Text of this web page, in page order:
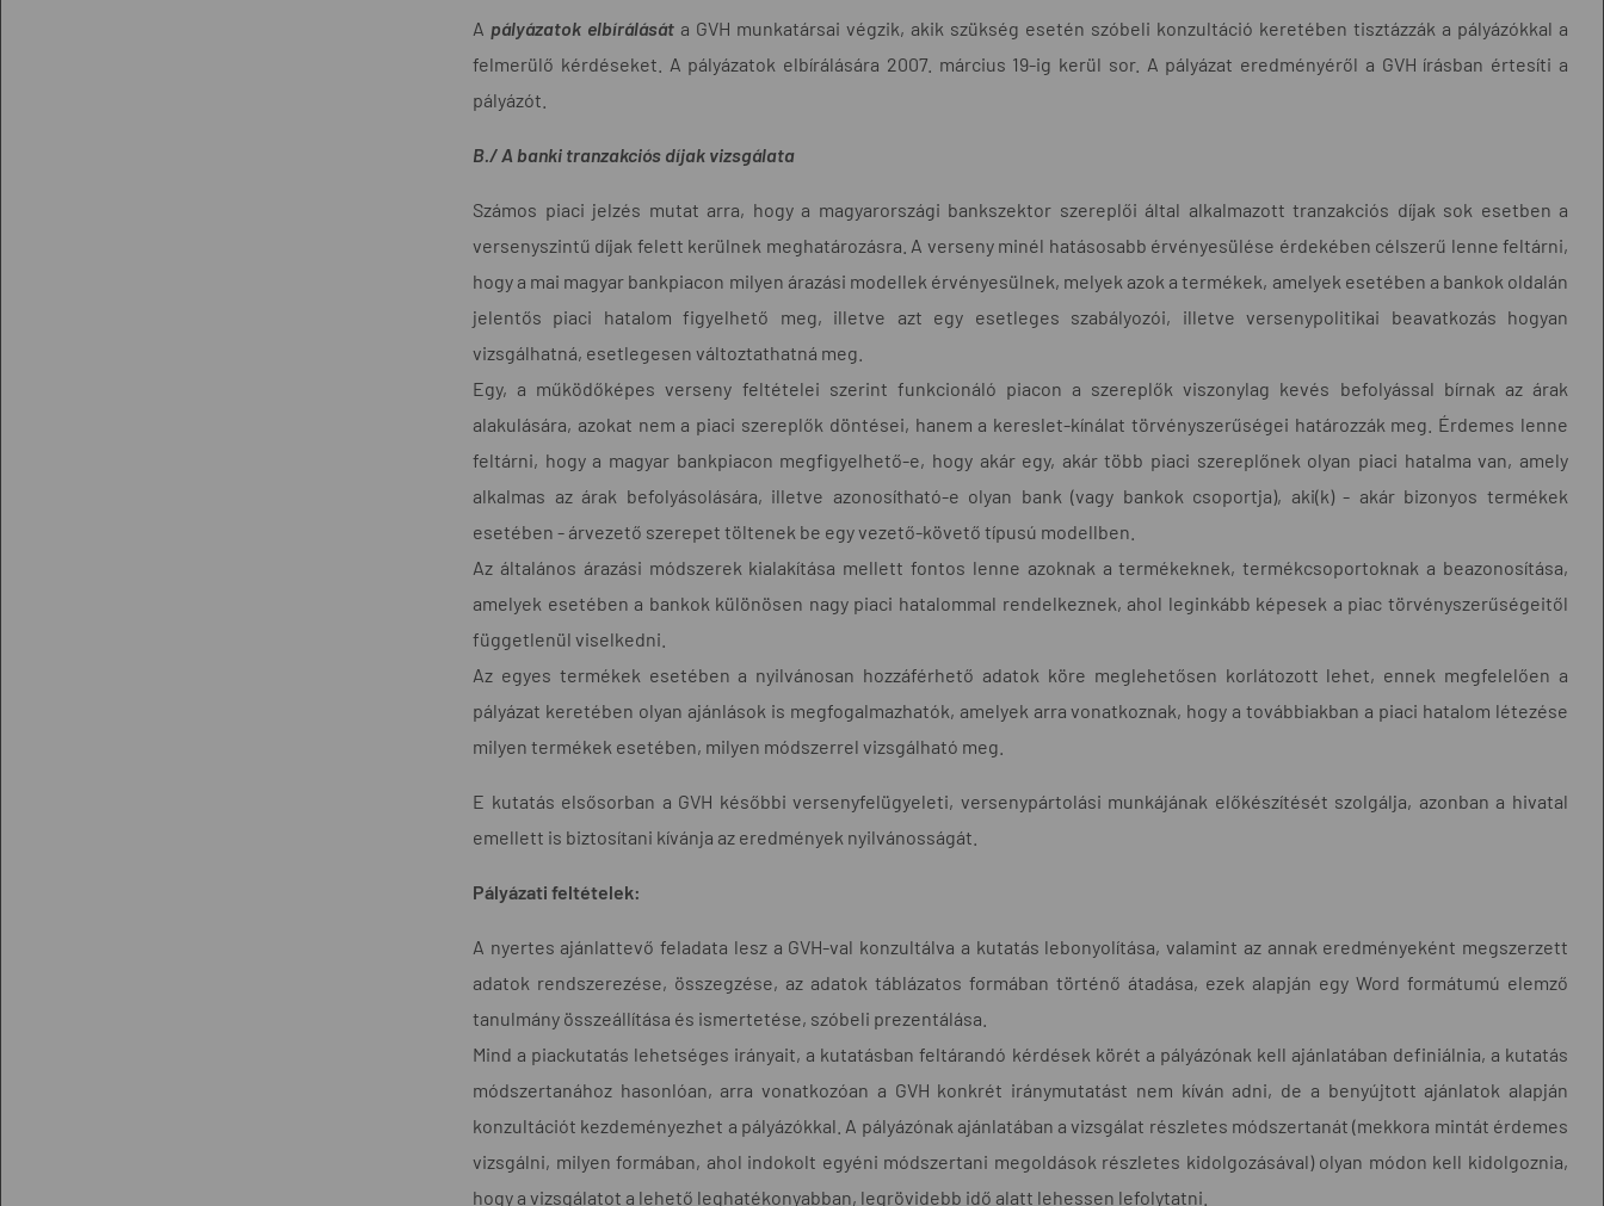
A pályázatok elbírálását a GVH munkatársai végzik, akik szükség esetén szóbeli konzultáció keretében tisztázzák a pályázókkal a
felmerülő kérdéseket. A pályázatok elbírálására 2007. március 19-ig kerül sor. A pályázat eredményéről a GVH írásban értesíti a
pályázót.
B./ A banki tranzakciós díjak vizsgálata
Számos piaci jelzés mutat arra, hogy a magyarországi bankszektor szereplői által alkalmazott tranzakciós díjak sok esetben a
versenyszintű díjak felett kerülnek meghatározásra. A verseny minél hatásosabb érvényesülése érdekében célszerű lenne feltárni,
hogy a mai magyar bankpiacon milyen árazási modellek érvényesülnek, melyek azok a termékek, amelyek esetében a bankok oldalán
jelentős piaci hatalom figyelhető meg, illetve azt egy esetleges szabályozói, illetve versenypolitikai beavatkozás hogyan
vizsgálhatná, esetlegesen változtathatná meg.
Egy, a működőképes verseny feltételei szerint funkcionáló piacon a szereplők viszonylag kevés befolyással bírnak az árak
alakulására, azokat nem a piaci szereplők döntései, hanem a kereslet-kínálat törvényszerűségei határozzák meg. Érdemes lenne
feltárni, hogy a magyar bankpiacon megfigyelhető-e, hogy akár egy, akár több piaci szereplőnek olyan piaci hatalma van, amely
alkalmas az árak befolyásolására, illetve azonosítható-e olyan bank (vagy bankok csoportja), aki(k) - akár bizonyos termékek
esetében - árvezető szerepet töltenek be egy vezető-követő típusú modellben.
Az általános árazási módszerek kialakítása mellett fontos lenne azoknak a termékeknek, termékcsoportoknak a beazonosítása,
amelyek esetében a bankok különösen nagy piaci hatalommal rendelkeznek, ahol leginkább képesek a piac törvényszerűségeitől
függetlenül viselkedni.
Az egyes termékek esetében a nyilvánosan hozzáférhető adatok köre meglehetősen korlátozott lehet, ennek megfelelően a
pályázat keretében olyan ajánlások is megfogalmazhatók, amelyek arra vonatkoznak, hogy a továbbiakban a piaci hatalom létezése
milyen termékek esetében, milyen módszerrel vizsgálható meg.
E kutatás elsősorban a GVH későbbi versenyfelügyeleti, versenypártolási munkájának előkészítését szolgálja, azonban a hivatal
emellett is biztosítani kívánja az eredmények nyilvánosságát.
Pályázati feltételek:
A nyertes ajánlattevő feladata lesz a GVH-val konzultálva a kutatás lebonyolítása, valamint az annak eredményeként megszerzett
adatok rendszerezése, összegzése, az adatok táblázatos formában történő átadása, ezek alapján egy Word formátumú elemző
tanulmány összeállítása és ismertetése, szóbeli prezentálása.
Mind a piackutatás lehetséges irányait, a kutatásban feltárandó kérdések körét a pályázónak kell ajánlatában definiálnia, a kutatás
módszertanához hasonlóan, arra vonatkozóan a GVH konkrét iránymutatást nem kíván adni, de a benyújtott ajánlatok alapján
konzultációt kezdeményezhet a pályázókkal. A pályázónak ajánlatában a vizsgálat részletes módszertanát (mekkora mintát érdemes
vizsgálni, milyen formában, ahol indokolt egyéni módszertani megoldások részletes kidolgozásával) olyan módon kell kidolgoznia,
hogy a vizsgálatot a lehető leghatékonyabban, legrövidebb idő alatt lehessen lefolytatni.